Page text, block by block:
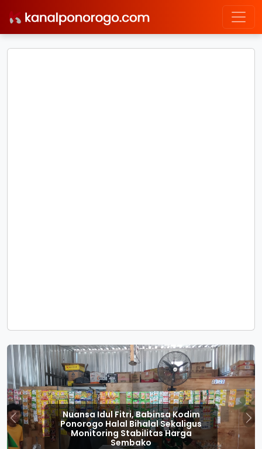
Idul Fitri, Babinsa Kodim
Halal Bihalal Sekaligus
Stabilitas Harga
Sembako
Idul
dan
Previous